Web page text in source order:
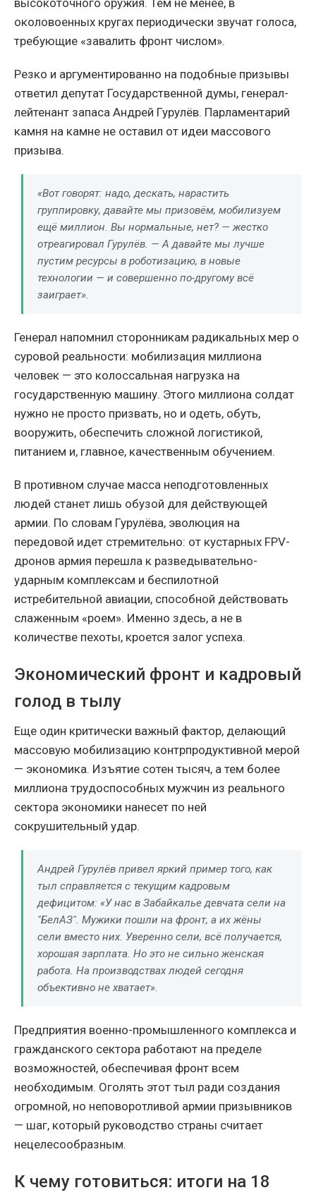
околовоенных кругах периодически звучат голоса,
требующие «завалить фронт числом».
Резко и аргументированно на подобные призывы
ответил депутат Государственной думы, генерал-
лейтенант запаса Андрей Гурулёв. Парламентарий
камня на камне не оставил от идеи массового
призыва.
«Вот говорят: надо, дескать, нарастить
группировку, давайте мы призовём, мобилизуем
ещё миллион. Вы нормальные, нет? — жестко
отреагировал Гурулёв. — А давайте мы лучше
пустим ресурсы в роботизацию, в новые
технологии — и совершенно по-другому всё
заиграет».
Генерал напомнил сторонникам радикальных мер о
суровой реальности: мобилизация миллиона
человек — это колоссальная нагрузка на
государственную машину. Этого миллиона солдат
нужно не просто призвать, но и одеть, обуть,
вооружить, обеспечить сложной логистикой,
питанием и, главное, качественным обучением.
В противном случае масса неподготовленных
людей станет лишь обузой для действующей
армии. По словам Гурулёва, эволюция на
передовой идет стремительно: от кустарных FPV-
дронов армия перешла к разведывательно-
ударным комплексам и беспилотной
истребительной авиации, способной действовать
слаженным «роем». Именно здесь, а не в
количестве пехоты, кроется залог успеха.
Экономический фронт и кадровый
голод в тылу
Еще один критически важный фактор, делающий
массовую мобилизацию контрпродуктивной мерой
— экономика. Изъятие сотен тысяч, а тем более
миллиона трудоспособных мужчин из реального
сектора экономики нанесет по ней
сокрушительный удар.
Андрей Гурулёв привел яркий пример того, как
тыл справляется с текущим кадровым
дефицитом: «У нас в Забайкалье девчата сели на
"БелАЗ". Мужики пошли на фронт, а их жёны
сели вместо них. Уверенно сели, всё получается,
хорошая зарплата. Но это не сильно женская
работа. На производствах людей сегодня
объективно не хватает».
Предприятия военно-промышленного комплекса и
гражданского сектора работают на пределе
возможностей, обеспечивая фронт всем
необходимым. Оголять этот тыл ради создания
огромной, но неповоротливой армии призывников
— шаг, который руководство страны считает
нецелесообразным.
К чему готовиться: итоги на 18